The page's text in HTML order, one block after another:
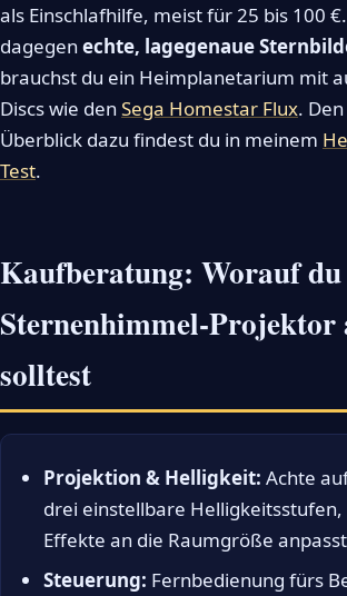
als Einschlafhilfe, meist für 25 bis 100
dagegen echte, lagegenaue
brauchst du ein Heimplanetarium mit
Discs wie den Sega Homestar Flux.
Überblick dazu findest du in meinem
Test.
Kaufberatung: Worauf
Sternenhimmel-Projektor
solltest
Projektion & Helligkeit: Achte
drei einstellbare
Effekte an die Raumgröße
Steuerung: Fernbedienung fürs